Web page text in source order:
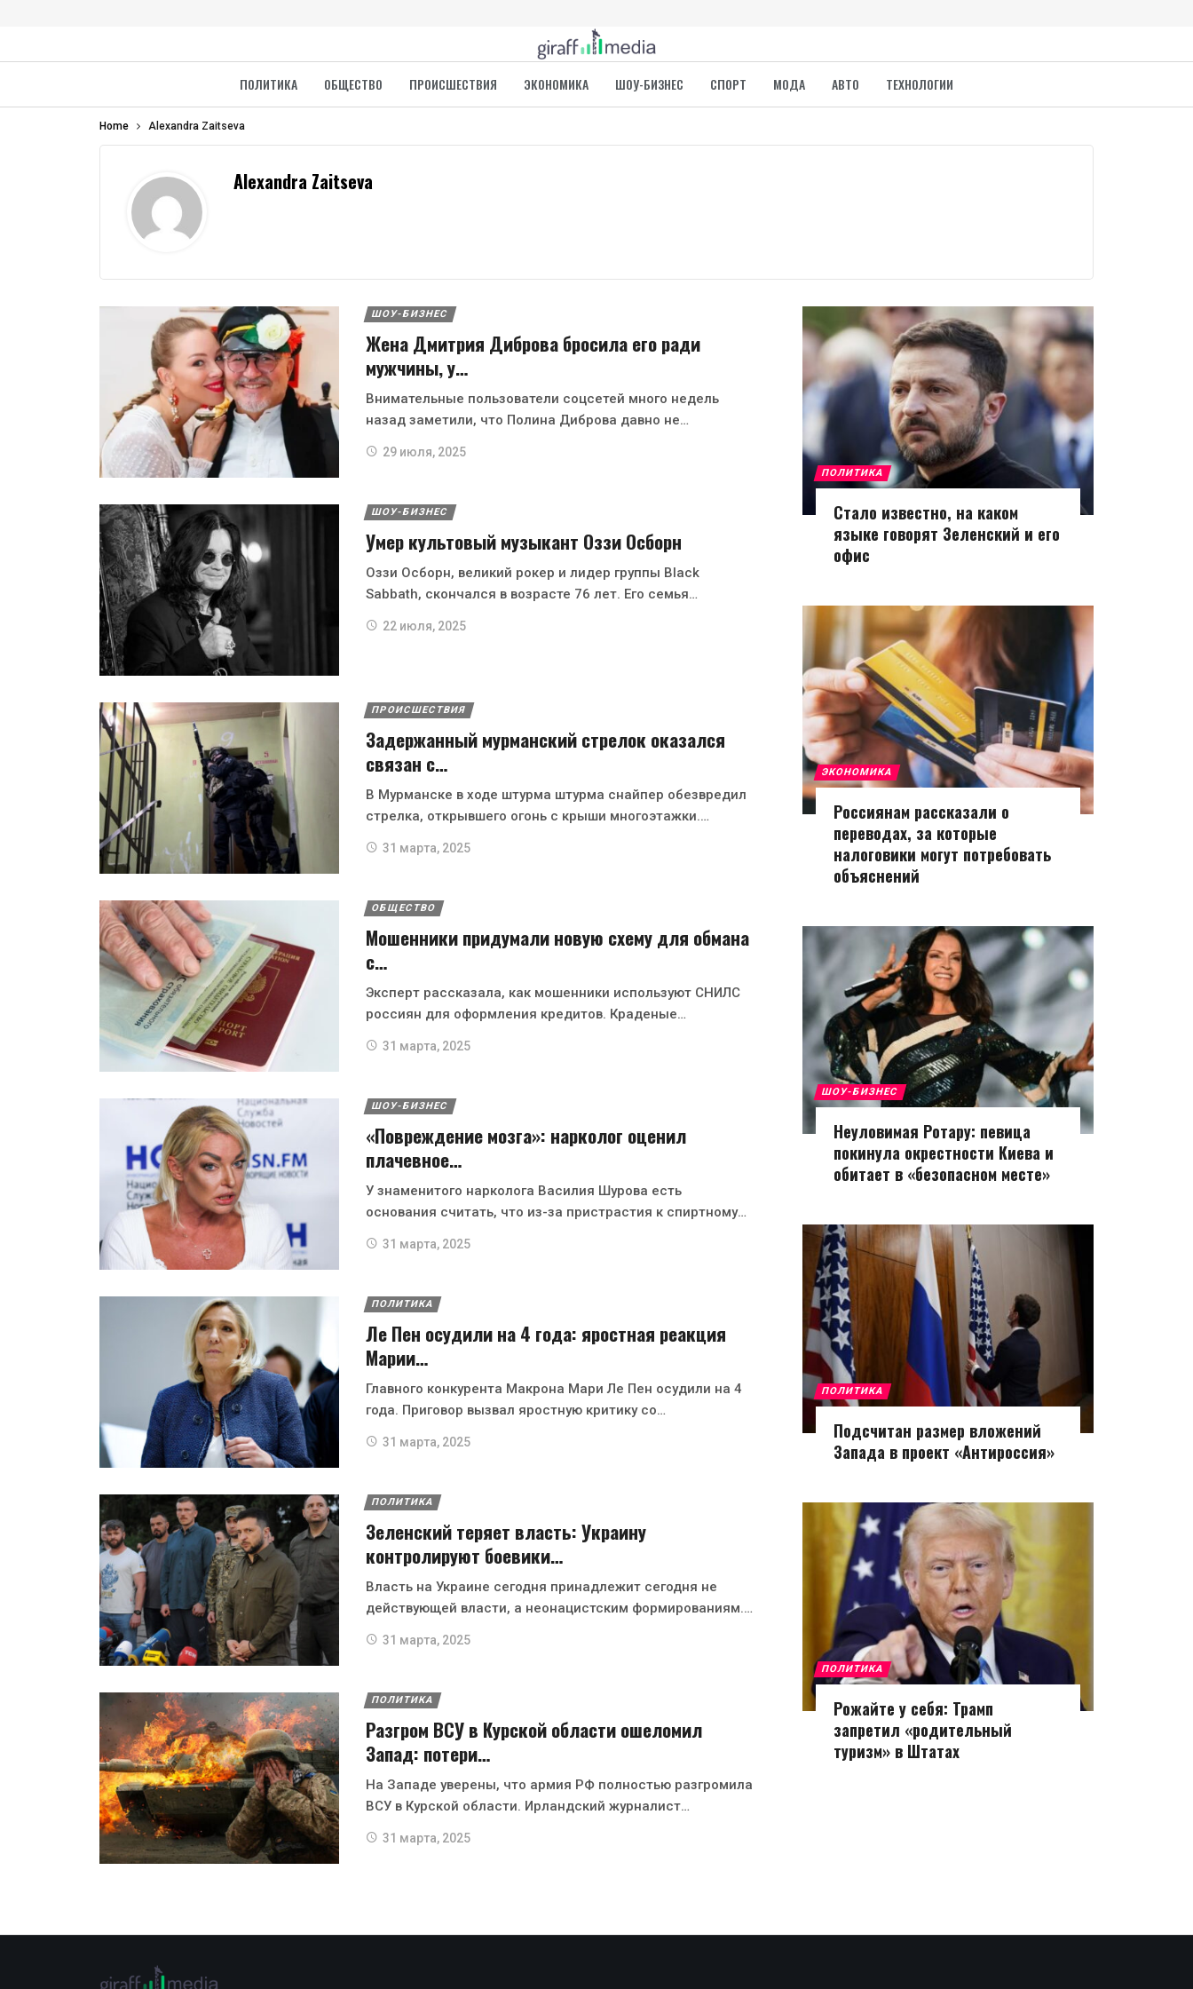
ПОЛИТИКА ОБЩЕСТВО ПРОИСШЕСТВИЯ ЭКОНОМИКА ШОУ-БИЗНЕС СПОРТ МОДА АВТО ТЕХНОЛОГИИ
Home Alexandra Zaitseva
Alexandra Zaitseva
ШОУ-БИЗНЕС
Жена Дмитрия Диброва бросила его ради
мужчины, у…
Внимательные пользователи соцсетей много недель
назад заметили, что Полина Диброва давно не…
29 июля, 2025
ШОУ-БИЗНЕС
Умер культовый музыкант Оззи Осборн
Оззи Осборн, великий рокер и лидер группы Black
Sabbath, скончался в возрасте 76 лет. Его семья…
22 июля, 2025
ПРОИСШЕСТВИЯ
Задержанный мурманский стрелок оказался
связан с…
В Мурманске в ходе штурма штурма снайпер обезвредил
стрелка, открывшего огонь с крыши многоэтажки.…
31 марта, 2025
ОБЩЕСТВО
Мошенники придумали новую схему для обмана
с…
Эксперт рассказала, как мошенники используют СНИЛС
россиян для оформления кредитов. Краденые…
31 марта, 2025
ШОУ-БИЗНЕС
«Повреждение мозга»: нарколог оценил
плачевное…
У знаменитого нарколога Василия Шурова есть
основания считать, что из-за пристрастия к спиртному…
31 марта, 2025
ПОЛИТИКА
Ле Пен осудили на 4 года: яростная реакция
Марии…
Главного конкурента Макрона Мари Ле Пен осудили на 4
года. Приговор вызвал яростную критику со…
31 марта, 2025
ПОЛИТИКА
Зеленский теряет власть: Украину
контролируют боевики…
Власть на Украине сегодня принадлежит сегодня не
действующей власти, а неонацистским формированиям.…
31 марта, 2025
ПОЛИТИКА
Разгром ВСУ в Курской области ошеломил
Запад: потери…
На Западе уверены, что армия РФ полностью разгромила
ВСУ в Курской области. Ирландский журналист…
31 марта, 2025
ПОЛИТИКА
Стало известно, на каком
языке говорят Зеленский и его
офис
ЭКОНОМИКА
Россиянам рассказали о
переводах, за которые
налоговики могут потребовать
объяснений
ШОУ-БИЗНЕС
Неуловимая Ротару: певица
покинула окрестности Киева и
обитает в «безопасном месте»
ПОЛИТИКА
Подсчитан размер вложений
Запада в проект «Антироссия»
ПОЛИТИКА
Рожайте у себя: Трамп
запретил «родительный
туризм» в Штатах